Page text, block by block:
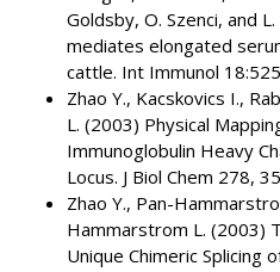
Goldsby, O. Szenci, and
mediates elongated
cattle. Int Immunol
Zhao Y., Kacskovics I.,
L. (2003) Physical
Immunoglobulin Heavy
Locus. J Biol Chem 278,
Zhao Y., Pan-
Hammarstrom L. (2003)
Unique Chimeric Splicing